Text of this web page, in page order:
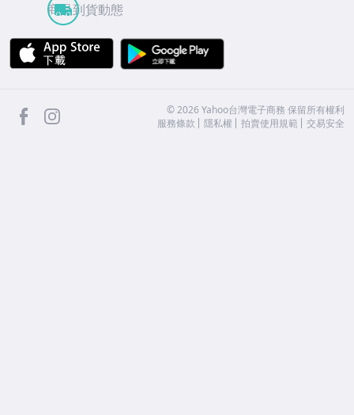
商品到貨動態
APP Store
facebook ©2026 Yahoo台灣電子商務 保留所有權利
服務條款
隱私權 拍賣使用規範 交易安全